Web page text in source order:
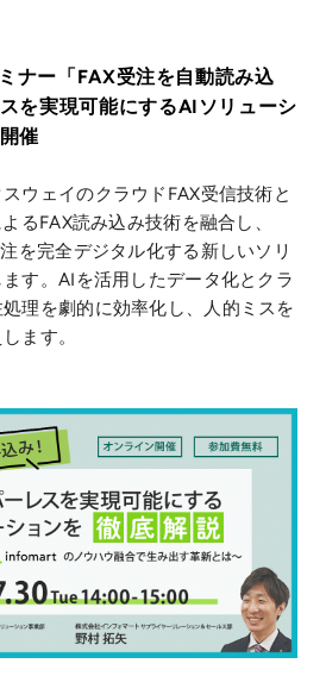
ナー「FAX受注を自動読み込
を実現可能にするAIソリューシ
催
ウェイのクラウドFAX受信技術と
るFAX読み込み技術を融合し、
を完全デジタル化する新しいソリ
す。AIを活用したデータ化とクラ
理を劇的に効率化し、人的ミスを
ます。